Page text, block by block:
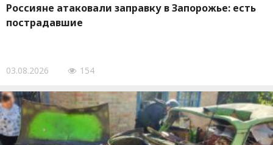
Россияне атаковали заправку в Запорожье: есть
пострадавшие
03.08.2026 154